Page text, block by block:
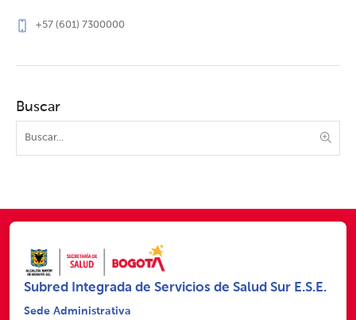
+57 (601) 7300000
Buscar
Subred Integrada de Servicios de Salud Sur E.S.E.
Sede Administrativa